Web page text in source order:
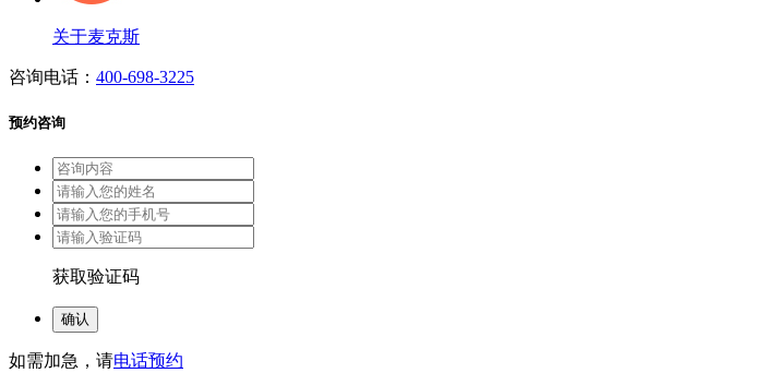
关于麦克斯
咨询电话： 400-698-3225
预约咨询
获取验证码
确认
如需加急，请电话预约